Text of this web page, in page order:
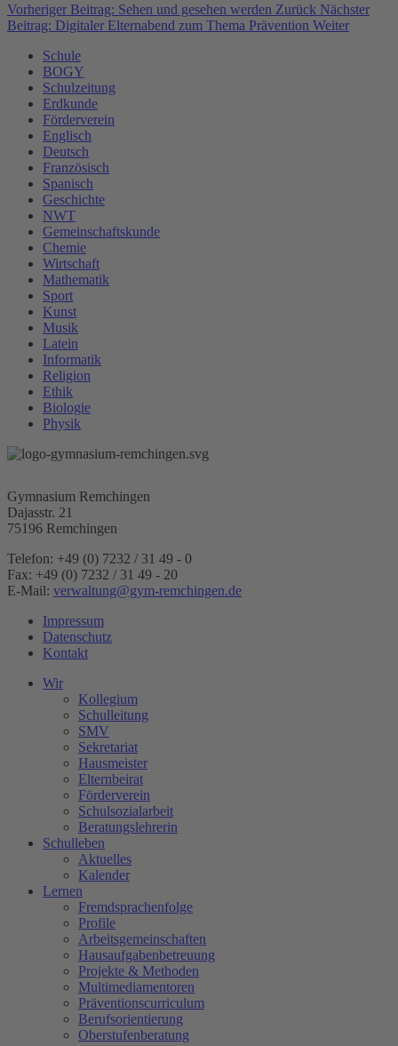
Vorheriger Beitrag: Sehen und gesehen werden Zurück Nächster
Beitrag: Digitaler Elternabend zum Thema Prävention Weiter
Schule
BOGY
Schulzeitung
Erdkunde
Förderverein
Englisch
Deutsch
Französisch
Spanisch
Geschichte
NWT
Gemeinschaftskunde
Chemie
Wirtschaft
Mathematik
Sport
Kunst
Musik
Latein
Informatik
Religion
Ethik
Biologie
Physik
Gymnasium Remchingen
Dajasstr. 21
75196 Remchingen
Telefon: +49 (0) 7232 / 31 49 - 0
Fax: +49 (0) 7232 / 31 49 - 20
E-Mail: verwaltung@gym-remchingen.de
Impressum
Datenschutz
Kontakt
Wir
Kollegium
Schulleitung
SMV
Sekretariat
Hausmeister
Elternbeirat
Förderverein
Schulsozialarbeit
Beratungslehrerin
Schulleben
Aktuelles
Kalender
Lernen
Fremdsprachenfolge
Profile
Arbeitsgemeinschaften
Hausaufgabenbetreuung
Projekte & Methoden
Multimediamentoren
Präventionscurriculum
Berufsorientierung
Oberstufenberatung